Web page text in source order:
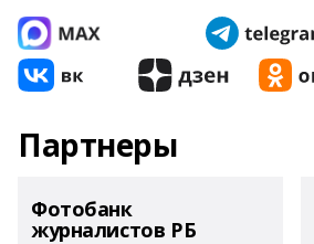
Партнеры
Фотобанк
журналистов РБ